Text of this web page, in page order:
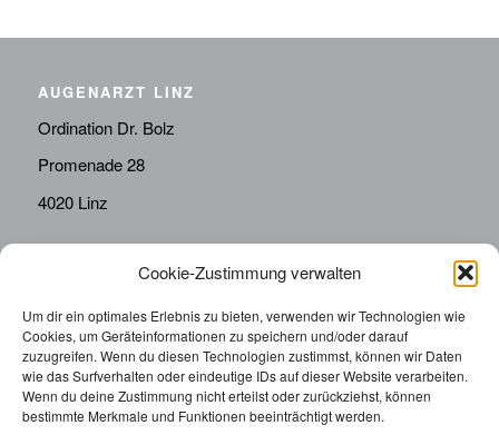
Cookie-Zustimmung verwalten
Um dir ein optimales Erlebnis zu bieten, verwenden wir Technologien wie
Cookies, um Geräteinformationen zu speichern und/oder darauf
zuzugreifen. Wenn du diesen Technologien zustimmst, können wir Daten
wie das Surfverhalten oder eindeutige IDs auf dieser Website verarbeiten.
Wenn du deine Zustimmung nicht erteilst oder zurückziehst, können
bestimmte Merkmale und Funktionen beeinträchtigt werden.
AUGENARZT LINZ
Ordination Dr. Bolz
Promenade 28
4020 Linz
Telefon:
0676814287655
sekretariat@drbolz.at
ORDINATIONSZEITEN